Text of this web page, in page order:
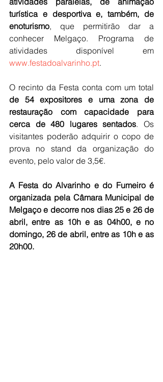
turística e desportiva e, também, de
enoturismo, que permitirão dar a
conhecer Melgaço. Programa de
www.festadoalvarinho.pt.
de 54 expositores e uma zona de
restauração com capacidade para
cerca de 480 lugares sentados. Os
visitantes poderão adquirir o copo de
prova no stand da organização do
evento, pelo valor de 3,5€.
A Festa do Alvarinho e do Fumeiro é
organizada pela Câmara Municipal de
Melgaço e decorre nos dias 25 e 26 de
abril, entre as 10h e as 04h00, e no
domingo, 26 de abril, entre as 10h e as
20h00.